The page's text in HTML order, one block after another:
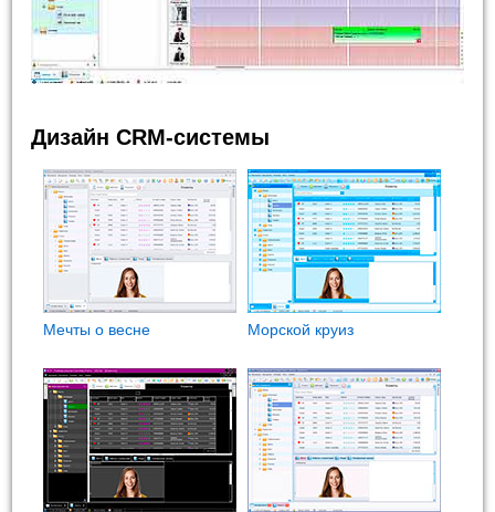
Дизайн CRM-системы
Мечты о весне Морской круиз